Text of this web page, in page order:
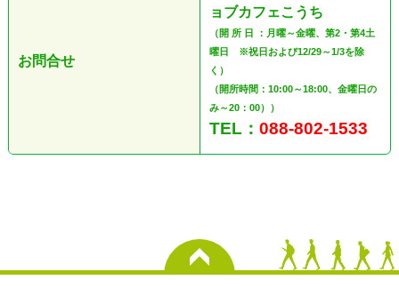
お問合せ
ョブカフェこうち
（開 所 日 ：月曜～金曜、第2・第4土
曜日 ※祝日および12/29～1/3を除
く）
（開所時間：10:00～18:00、金曜日の
み～20：00））
TEL： 088-802-1533